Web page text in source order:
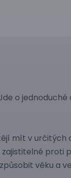
o
mít v určitých
proti
věku a